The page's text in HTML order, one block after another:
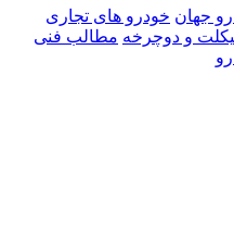
جهان خودرو های تجاری
و دوچرخه مطالب فنی